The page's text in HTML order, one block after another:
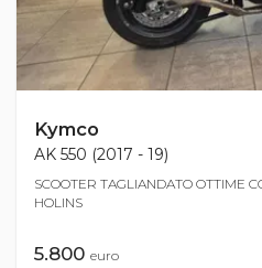
Kymco
AK 550 (2017 - 19)
SCOOTER TAGLIANDATO OTTIME
HOLINS
5.800 euro